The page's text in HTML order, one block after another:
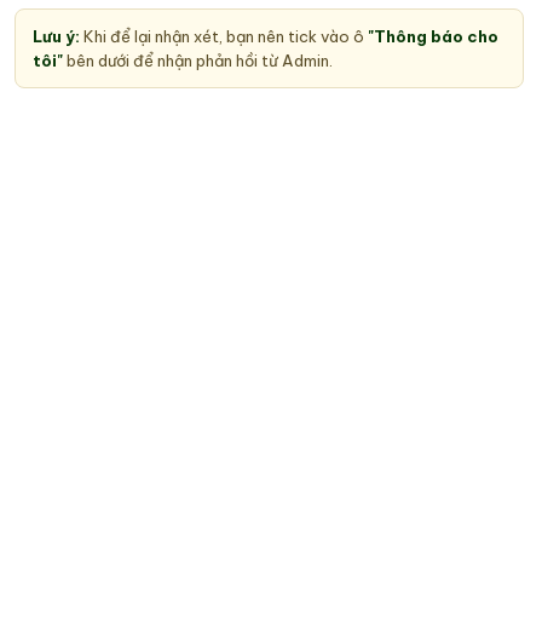
Lưu ý: Khi để lại nhận xét, bạn nên tick vào ô "Thông báo cho
tôi"bên dưới để nhận phản hồi từ Admin.